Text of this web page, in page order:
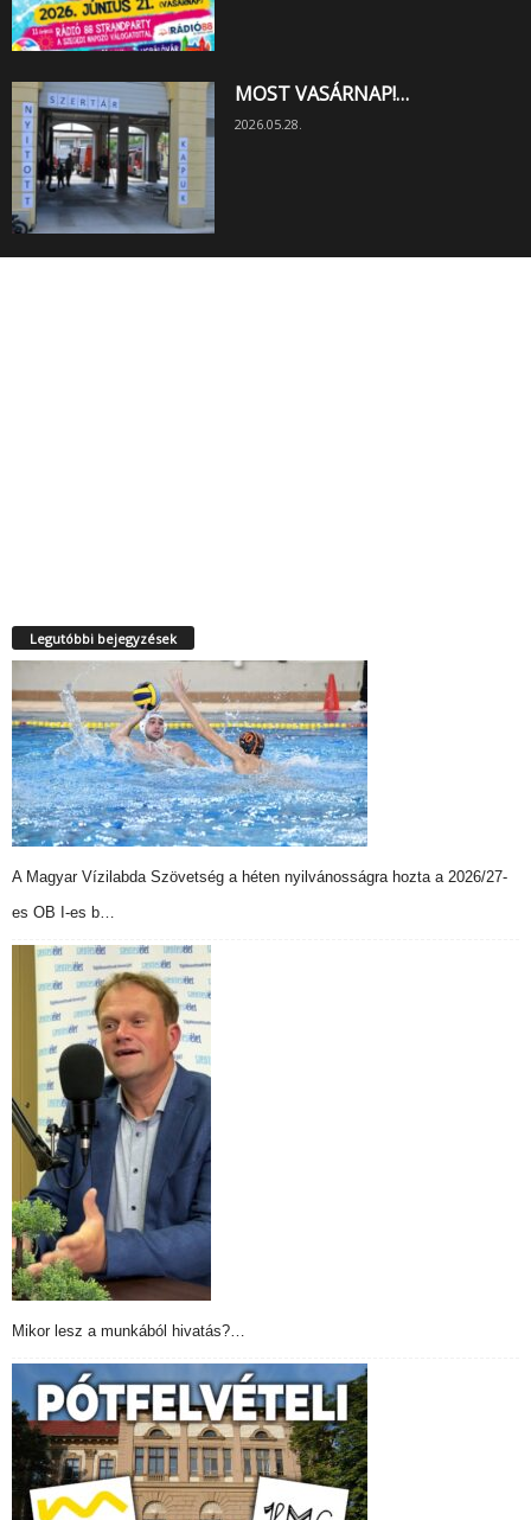
MOST VASÁRNAP!…
2026.05.28.
Legutóbbi bejegyzések
A Magyar Vízilabda Szövetség a héten nyilvánosságra hozta a 2026/27-
es OB I-es b…
Mikor lesz a munkából hivatás?…